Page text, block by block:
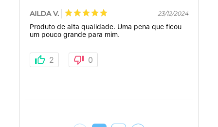
AILDA V. 23/12/2024
Produto de alta qualidade. Uma pena que ficou
um pouco grande para mim.
2 0